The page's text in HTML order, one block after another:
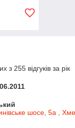
з 255 відгуків за рік
шосе, 5а ,